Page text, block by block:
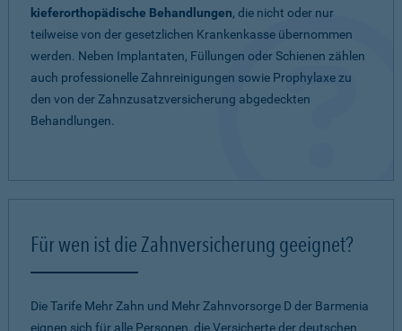
kieferorthopädische Behandlungen, die nicht oder nur
teilweise von der gesetzlichen Krankenkasse übernommen
werden. Neben Implantaten, Füllungen oder Schienen zählen
auch professionelle Zahnreinigungen sowie Prophylaxe zu
den von der Zahnzusatzversicherung abgedeckten
Behandlungen.
Für wen ist die Zahnversicherung geeignet?
Die Tarife Mehr Zahn und Mehr Zahnvorsorge D der Barmenia
eignen sich für alle Personen, die Versicherte der deutschen